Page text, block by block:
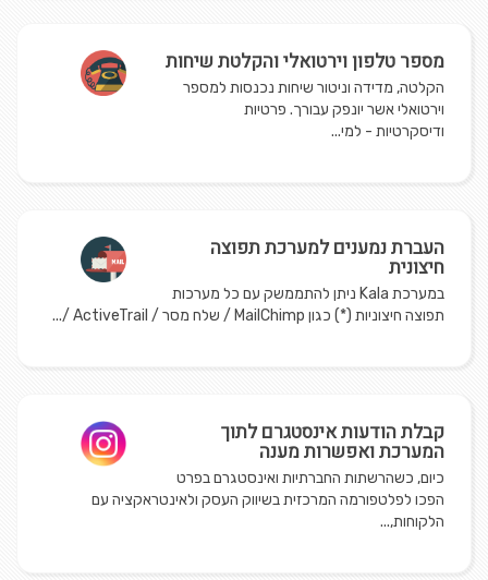
​מספר טלפון וירטואלי והקלטת שיחות
הקלטה, מדידה וניטור שיחות נכנסות למספר
וירטואלי אשר יונפק עבורך. פרטיות
ודיסקרטיות - למי...
העברת נמענים למערכת תפוצה
חיצונית
במערכת Kala ניתן להתממשק עם כל מערכות
תפוצה חיצוניות (*) כגון MailChimp / שלח מסר / ActiveTrail /...
קבלת הודעות אינסטגרם לתוך
המערכת ואפשרות מענה
כיום, כשהרשתות החברתיות ואינסטגרם בפרט
הפכו לפלטפורמה המרכזית בשיווק העסק ולאינטראקציה עם
הלקוחות,...